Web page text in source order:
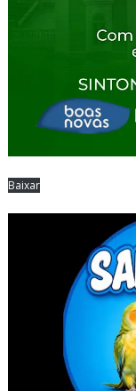
Baixar